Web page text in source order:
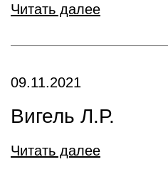
Читать далее
09.11.2021
Вигель Л.Р.
Читать далее